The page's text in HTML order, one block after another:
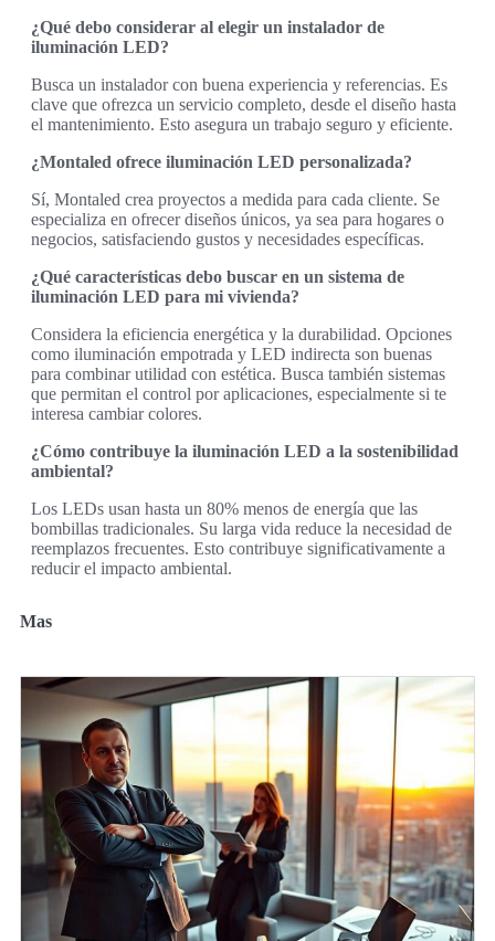
¿Qué debo considerar al elegir un instalador de
iluminación LED?
Busca un instalador con buena experiencia y referencias. Es
clave que ofrezca un servicio completo, desde el diseño hasta
el mantenimiento. Esto asegura un trabajo seguro y eficiente.
¿Montaled ofrece iluminación LED personalizada?
Sí, Montaled crea proyectos a medida para cada cliente. Se
especializa en ofrecer diseños únicos, ya sea para hogares o
negocios, satisfaciendo gustos y necesidades específicas.
¿Qué características debo buscar en un sistema de
iluminación LED para mi vivienda?
Considera la eficiencia energética y la durabilidad. Opciones
como iluminación empotrada y LED indirecta son buenas
para combinar utilidad con estética. Busca también sistemas
que permitan el control por aplicaciones, especialmente si te
interesa cambiar colores.
¿Cómo contribuye la iluminación LED a la sostenibilidad
ambiental?
Los LEDs usan hasta un 80% menos de energía que las
bombillas tradicionales. Su larga vida reduce la necesidad de
reemplazos frecuentes. Esto contribuye significativamente a
reducir el impacto ambiental.
Mas